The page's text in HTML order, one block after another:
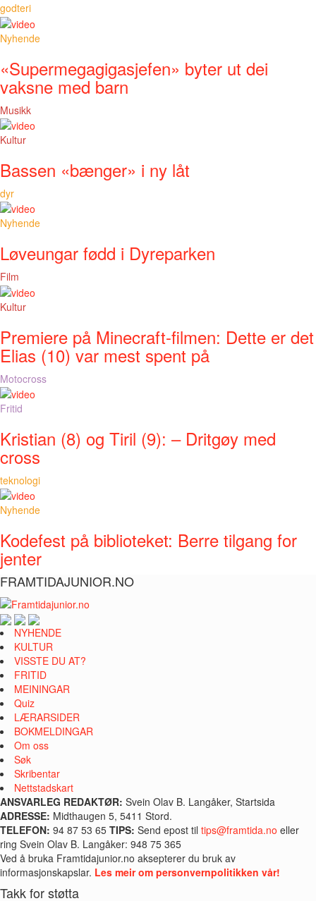
godteri
Nyhende
«Supermegagigasjefen» byter ut dei
vaksne med barn
Musikk
Kultur
Bassen «bænger» i ny låt
dyr
Nyhende
Løveungar fødd i Dyreparken
Film
Kultur
Premiere på Minecraft-filmen: Dette er det
Elias (10) var mest spent på
Motocross
Fritid
Kristian (8) og Tiril (9): – Dritgøy med
cross
teknologi
Nyhende
Kodefest på biblioteket: Berre tilgang for
jenter
FRAMTIDAJUNIOR.NO
NYHENDE
KULTUR
VISSTE DU AT?
FRITID
MEININGAR
Quiz
LÆRARSIDER
BOKMELDINGAR
Om oss
Søk
Skribentar
Nettstadskart
ANSVARLEG REDAKTØR: Svein Olav B. Langåker, Startsida
ADRESSE: Midthaugen 5, 5411 Stord.
TELEFON: 94 87 53 65 TIPS: Send epost til tips@framtida.no eller
ring Svein Olav B. Langåker: 948 75 365
Ved å bruka Framtidajunior.no aksepterer du bruk av
informasjonskapslar. Les meir om personvernpolitikken vår!
Takk for støtta